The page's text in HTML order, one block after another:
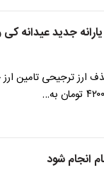
جدید عیدانه کی
ارز ترجیحی تامین
انجام شود